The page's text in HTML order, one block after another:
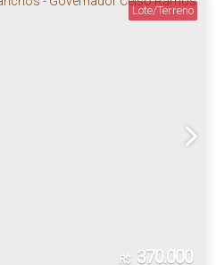
Lote/Terreno
R$ 370.000